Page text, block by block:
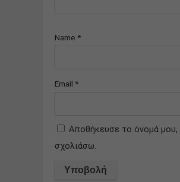
Name *
Email *
Αποθήκευσε το όνομά μου,
σχολιάσω.